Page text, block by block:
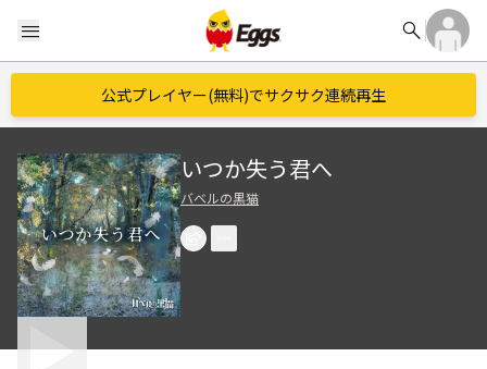
menu search
公式プレイヤー(無料)でサクサク連続再生
いつか失う君へ
バベルの黒猫